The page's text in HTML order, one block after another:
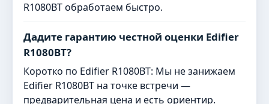
R1080BT обработаем быстро.
Дадите гарантию честной оценки Edifier
R1080BT?
Коротко по Edifier R1080BT: Мы не занижаем
Edifier R1080BT на точке встречи —
предварительная цена и есть ориентир.